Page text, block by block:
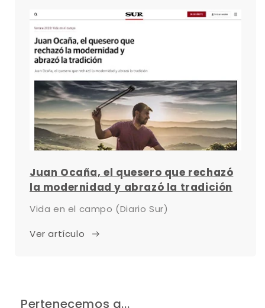
Juan Ocaña, el quesero que rechazó
la modernidad y abrazó la tradición
Vida en el campo (Diario Sur)
Ver artículo
Pertenecemos a...